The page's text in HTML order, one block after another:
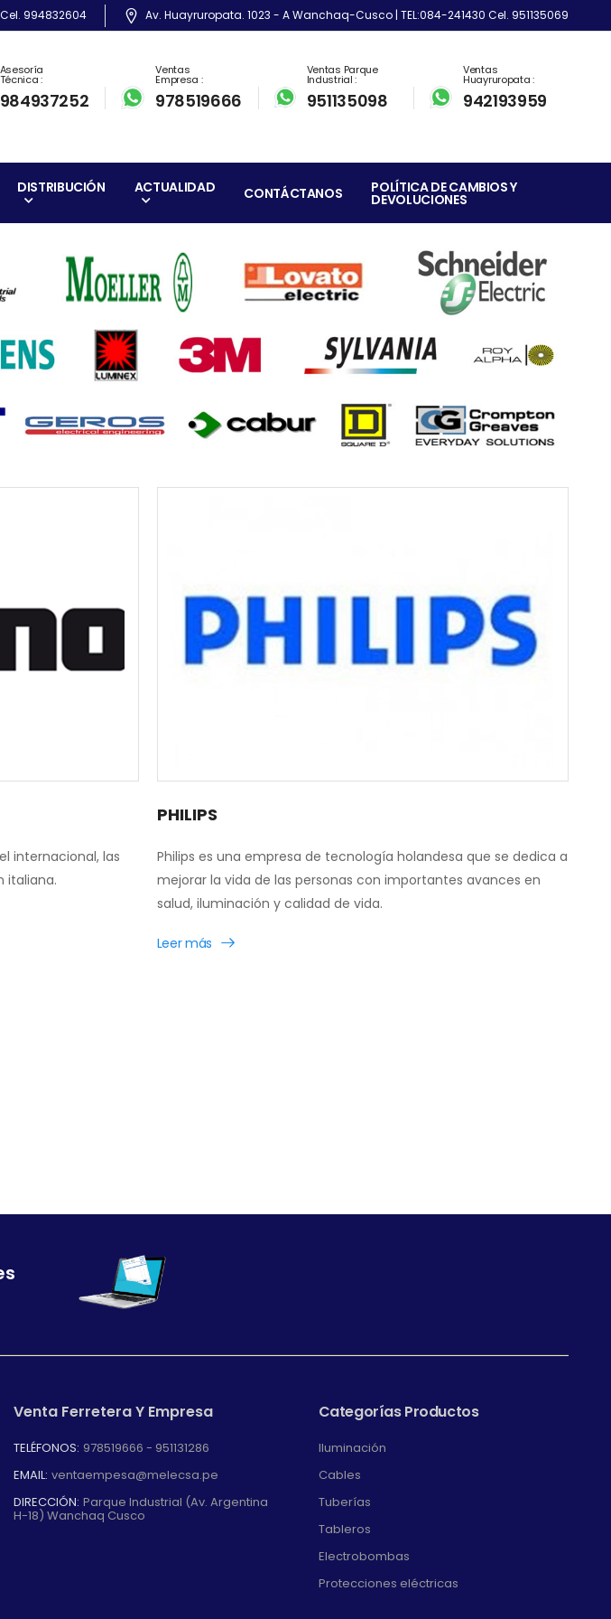
994832604 Av. Huayruropata. 1023 - A Wanchaq-Cusco | TEL:084-241430 Cel. 951135069
Asesoría
Técnica :
984937252
Ventas
Empresa :
978519666
Ventas Parque
Industrial :
951135098
Ventas
Huayruropata :
942193959
DISTRIBUCIÓN ACTUALIDAD CONTÁCTANOS POLÍTICA DE CAMBIOS Y
DEVOLUCIONES
internacional, las
italiana.
PHILIPS
Philips es una empresa de tecnología holandesa que se dedica a
mejorar la vida de las personas con importantes avances en
salud, iluminación y calidad de vida.
Leer más
Venta Ferretera Y Empresa
TELÉFONOS: 978519666 - 951131286
EMAIL: ventaempesa@melecsa.pe
DIRECCIÓN: Parque Industrial (Av. Argentina
H-18) Wanchaq Cusco
Categorías Productos
Iluminación
Cables
Tuberías
Tableros
Electrobombas
Protecciones eléctricas